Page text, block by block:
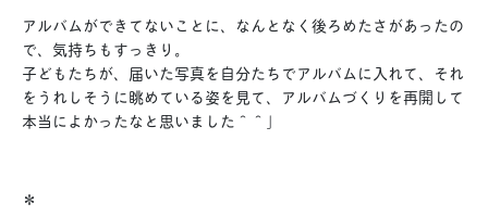
アルバムができてないことに、なんとなく後ろめたさがあったの
で、気持ちもすっきり。
子どもたちが、届いた写真を自分たちでアルバムに入れて、それ
をうれしそうに眺めている姿を見て、アルバムづくりを再開して
本当によかったなと思いました＾＾」
＊